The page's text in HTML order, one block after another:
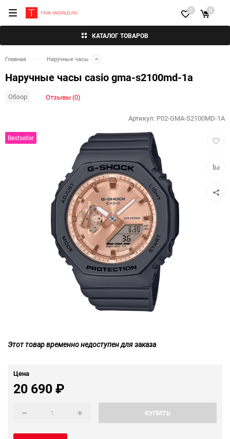
КАТАЛОГ ТОВАРОВ
0 0
Главная Наручные часы
Наручные часы casio gma-s2100md-1a
Обзор Отзывы (0)
Bestseller
Артикул: P02-GMA-S2100MD-1A
Этот товар временно недоступен для заказа
Цена
20 690₽
КУПИТЬ